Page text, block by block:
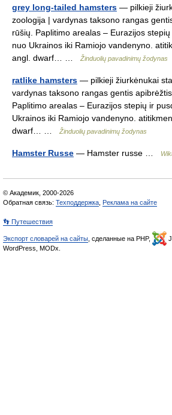
grey long-tailed hamsters — pilkieji
zoologija | vardynas taksono rangas
rūšių. Paplitimo arealas – Eurazijos
nuo Ukrainos iki Ramiojo vandenyno.
angl. dwarf… …
Žinduolių pavadinimų žodynas
ratlike hamsters — pilkieji žiurkėnukai
vardynas taksono rangas gentis
Paplitimo arealas – Eurazijos stepių ir
Ukrainos iki Ramiojo vandenyno.
dwarf… …
Žinduolių pavadinimų žodynas
Hamster Russe — Hamster russe …
© Академик, 2000-2026
Обратная связь: Техподдержка Реклама на сайте
👣 Путешествия
Экспорт словарей на сайты , сделанные на PHP,
WordPress, MODx.